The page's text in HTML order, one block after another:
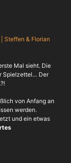
Steffen & Florian
Mal sieht. Die
Spielzettel… Der
von Anfang an
werden.
und ein etwas